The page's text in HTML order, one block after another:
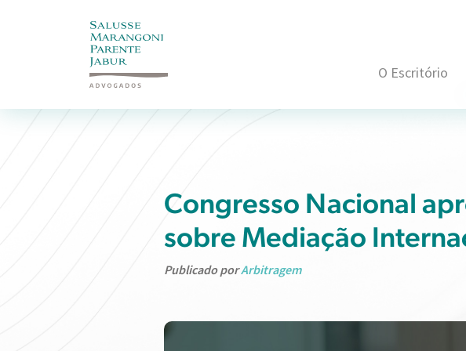
O Escritório
Congresso Nacional
sobre Mediação
Publicado porArbitragem